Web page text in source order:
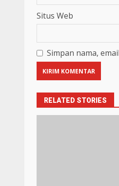
Situs Web
Simpan nama,
RELATED STORIES